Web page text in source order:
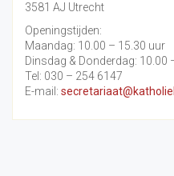
3581 AJ Utrecht
Openingstijden:
Maandag: 10.00 – 15.30 uur
Dinsdag & Donderdag: 10.00
Tel: 030 – 254 6147
E-mail: